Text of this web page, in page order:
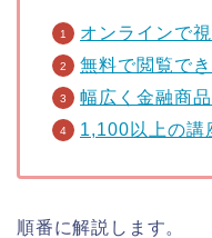
オンラインで
無料で閲覧で
幅広く金融商
1,100以上の講
順番に解説します。